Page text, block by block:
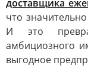
доставщика
что
И это
амбициозного
выгодное